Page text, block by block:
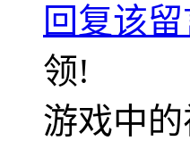
回复该
领!
游戏中